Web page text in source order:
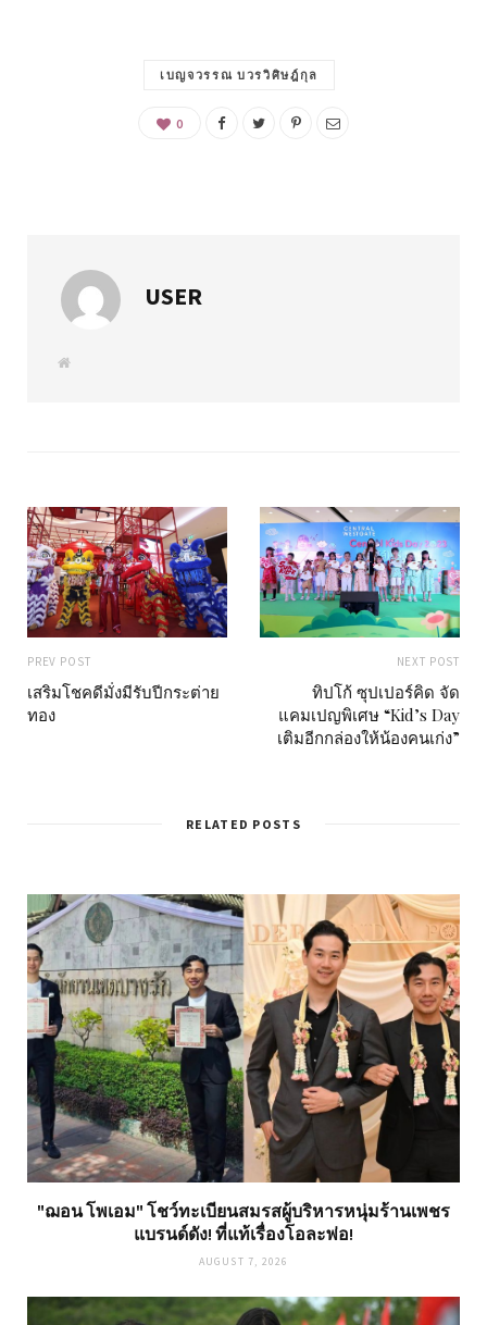
เบญจวรรณ บวรวิศิษฎ์กุล
0
USER
W
PREV POST
เสริมโชคดีมั่งมีรับปีกระต่าย
ทอง
NEXT POST
ทิปโก้ ซุปเปอร์คิด จัด
แคมเปญพิเศษ “Kid’s Day
เติมอีกกล่องให้น้องคนเก่ง”
RELATED POSTS
"ฌอน โพเอม" โชว์ทะเบียนสมรสผู้บริหารหนุ่มร้านเพชร
แบรนด์ดัง! ที่แท้เรื่องโอละพ่อ!
AUGUST 7, 2026